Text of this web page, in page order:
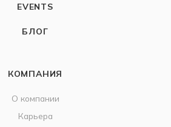
EVENTS
БЛОГ
КОМПАНИЯ
О компании
Карьера